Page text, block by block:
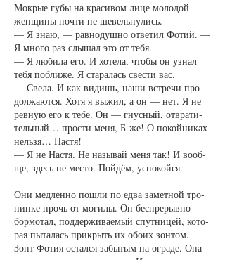
Мок­рые гу­бы на кра­си­вом ли­це мо­ло­дой
жен­щи­ны поч­ти не ше­вельну­лись.
— Я знаю, — рав­но­душ­но от­ве­тил Фо­тий. —
Я мно­го раз слы­шал это от те­бя.
— Я лю­би­ла его. И хо­те­ла, что­бы он узнал
те­бя по­бли­же. Я ста­ра­лась свес­ти вас.
— Све­ла. И как ви­дишь, на­ши встре­чи про­
дол­жа­ют­ся. Хо­тя я вы­жил, а он — нет. Я не
рев­ную его к те­бе. Он — гнус­ный, отвра­ти­
тель­ный… прос­ти ме­ня, Б-же! О по­кой­ни­ках
не­льзя… На­стя!
— Я не На­стя. Не на­зы­вай ме­ня так! И во­об­
ще, здесь не мес­то. Пой­дём, успо­кой­ся.
Они мед­лен­но по­шли по ед­ва за­мет­ной тро­
пин­ке прочь от мо­ги­лы. Он бес­пре­рыв­но
бор­мо­тал, под­дер­жи­ва­е­мый спут­ни­цей, ко­то­
рая пы­та­лась при­крыть их обо­их зон­том.
Зонт Фо­тия остал­ся за­бы­тым на огра­де. Она